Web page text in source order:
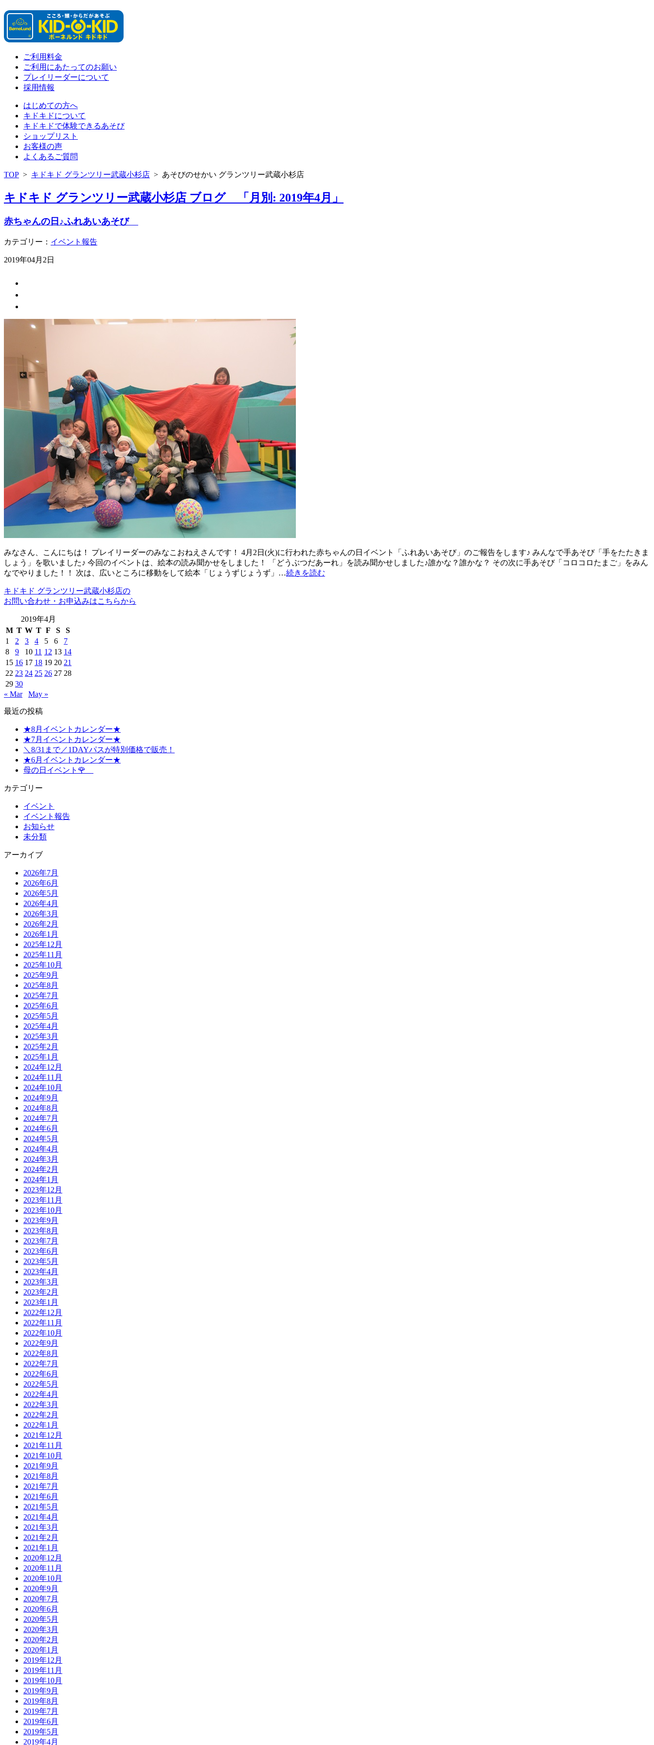
ご利用料金
ご利用にあたってのお願い
プレイリーダーについて
採用情報
はじめての方へ
キドキドについて
キドキドで体験できるあそび
ショップリスト
お客様の声
よくあるご質問
TOP > キドキド グランツリー武蔵小杉店 > あそびのせかい グランツリー武蔵小杉店
キドキド グランツリー武蔵小杉店 ブログ 「月別: 2019年4月」
赤ちゃんの日♪ふれあいあそび
カテゴリー： イベント報告
2019年04月2日
みなさん、こんにちは！ プレイリーダーのみなこおねえさんです！ 4月2日(火)に行われた赤ちゃんの日イベント「ふれあいあそび」のご報告をします♪ みんなで手あそび「手をたたきま
しょう」を歌いました♪ 今回のイベントは、絵本の読み聞かせをしました！ 「どうぶつだあーれ」を読み聞かせしました♪誰かな？誰かな？ その次に手あそび「コロコロたまご」をみん
なでやりました！！ 次は、広いところに移動をして絵本「じょうずじょうず」…続きを読む
キドキド グランツリー武蔵小杉店の
お問い合わせ・お申込みはこちらから
2019年4月
M T W T F S
S
1
2 3 4 5 6
7
8
9 10 11 12 13 14
15 16 17 18 19 20 21
22 23 24 25 26 27 28
29 30
« Mar
May »
最近の投稿
★8月イベントカレンダー★
★7月イベントカレンダー★
＼8/31まで／1DAYパスが特別価格で販売！
★6月イベントカレンダー★
母の日イベント🌹
カテゴリー
イベント
イベント報告
お知らせ
未分類
アーカイブ
2026年7月
2026年6月
2026年5月
2026年4月
2026年3月
2026年2月
2026年1月
2025年12月
2025年11月
2025年10月
2025年9月
2025年8月
2025年7月
2025年6月
2025年5月
2025年4月
2025年3月
2025年2月
2025年1月
2024年12月
2024年11月
2024年10月
2024年9月
2024年8月
2024年7月
2024年6月
2024年5月
2024年4月
2024年3月
2024年2月
2024年1月
2023年12月
2023年11月
2023年10月
2023年9月
2023年8月
2023年7月
2023年6月
2023年5月
2023年4月
2023年3月
2023年2月
2023年1月
2022年12月
2022年11月
2022年10月
2022年9月
2022年8月
2022年7月
2022年6月
2022年5月
2022年4月
2022年3月
2022年2月
2022年1月
2021年12月
2021年11月
2021年10月
2021年9月
2021年8月
2021年7月
2021年6月
2021年5月
2021年4月
2021年3月
2021年2月
2021年1月
2020年12月
2020年11月
2020年10月
2020年9月
2020年7月
2020年6月
2020年5月
2020年3月
2020年2月
2020年1月
2019年12月
2019年11月
2019年10月
2019年9月
2019年8月
2019年7月
2019年6月
2019年5月
2019年4月